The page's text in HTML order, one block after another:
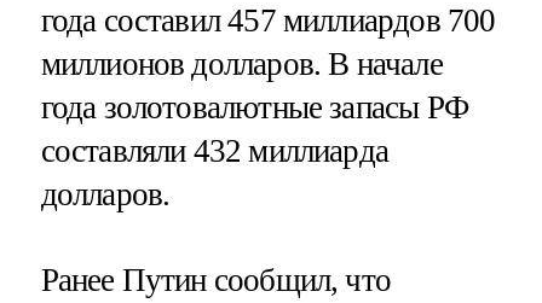
года составил 457 миллиардов 700
миллионов долларов. В начале
года золотовалютные запасы РФ
составляли 432 миллиарда
долларов.
Ранее Путин сообщил, что